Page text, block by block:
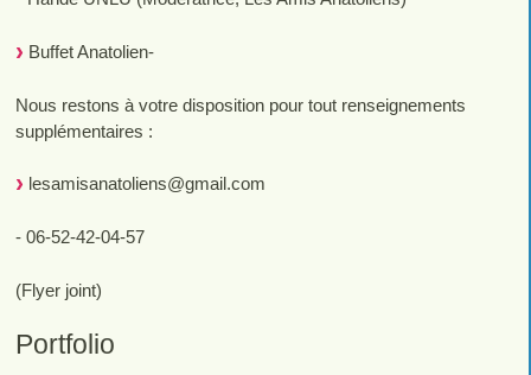
Buffet Anatolien-
Nous restons à votre disposition pour tout renseignements
supplémentaires :
lesamisanatoliens@gmail.com
‪- 06-52-42-04-57
(Flyer joint)
Portfolio